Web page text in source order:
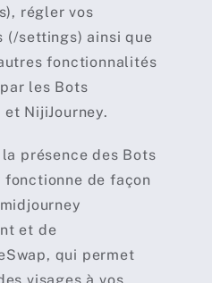
régler vos
(/settings) ainsi que
fonctionnalités
les Bots
NijiJourney.
la présence des Bots
fonctionne de façon
et de
qui permet